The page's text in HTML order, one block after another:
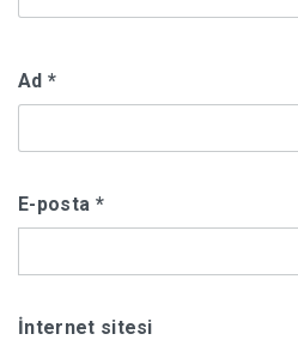
Ad *
E-posta *
İnternet sitesi